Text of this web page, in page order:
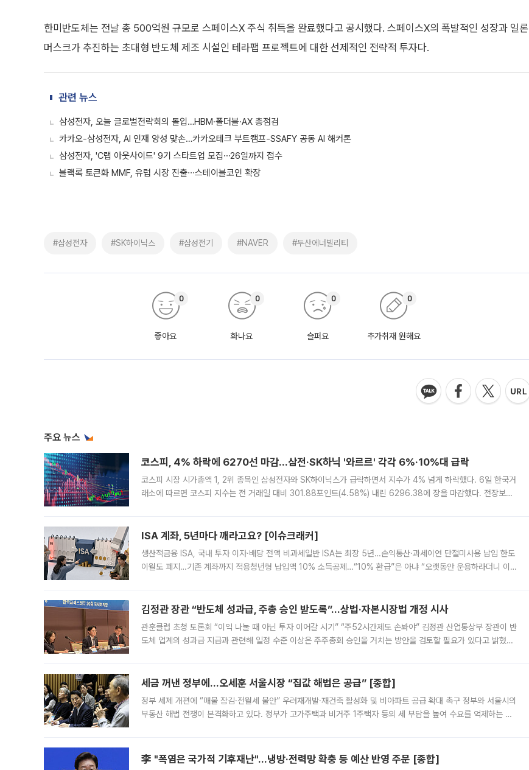
한미반도체는 전날 총 500억원 규모로 스페이스X 주식 취득을 완료했다고 공시했다. 스페이스X의 폭발적인 성장과 일론
머스크가 추진하는 초대형 반도체 제조 시설인 테라팹 프로젝트에 대한 선제적인 전략적 투자다.
관련 뉴스
삼성전자, 오늘 글로벌전략회의 돌입…HBM·폴더블·AX 총점검
카카오-삼성전자, AI 인재 양성 맞손…카카오테크 부트캠프-SSAFY 공동 AI 해커톤
삼성전자, 'C랩 아웃사이드' 9기 스타트업 모집⋯26일까지 접수
블랙록 토큰화 MMF, 유럽 시장 진출∙∙∙스테이블코인 확장
#삼성전자 #SK하이닉스 #삼성전기 #NAVER #두산에너빌리티
좋아요
0
화나요
0
슬퍼요
0
추가취재 원해요
0
주요 뉴스
코스피, 4% 하락에 6270선 마감…삼전·SK하닉 '와르르' 각각 6%·10%대 급락
코스피 시장 시가총액 1, 2위 종목인 삼성전자와 SK하이닉스가 급락하면서 지수가 4% 넘게 하락했다. 6일 한국거
래소에 따르면 코스피 지수는 전 거래일 대비 301.88포인트(4.58%) 내린 6296.38에 장을 마감했다. 전장보다
ISA 계좌, 5년마다 깨라고요? [이슈크래커]
생산적금융 ISA, 국내 투자 이자·배당 전액 비과세일반 ISA는 최장 5년…손익통산·과세이연 단절미사용 납입 한도
이월도 폐지…기존 계좌까지 적용청년형 납입액 10% 소득공제…“10% 환급”은 아냐 “오랫동안 운용하라더니 이제
김정관 장관 “반도체 성과급, 주총 승인 받도록”…상법·자본시장법 개정 시사
관훈클럽 초청 토론회 “이익 나눌 때 아닌 투자 이어갈 시기” “주52시간제도 손봐야” 김정관 산업통상부 장관이 반
도체 업계의 성과급 지급과 관련해 일정 수준 이상은 주주총회 승인을 거치는 방안을 검토할 필요가 있다고 밝혔다.
세금 꺼낸 정부에…오세훈 서울시장 “집값 해법은 공급” [종합]
정부 세제 개편에 “매물 잠김·전월세 불안” 우려재개발·재건축 활성화 및 비아파트 공급 확대 촉구 정부와 서울시의
부동산 해법 전쟁이 본격화하고 있다. 정부가 고가주택과 비거주 1주택자 등의 세 부담을 높여 수요를 억제하는 카
李 "폭염은 국가적 기후재난"…냉방·전력망 확충 등 예산 반영 주문 [종합]